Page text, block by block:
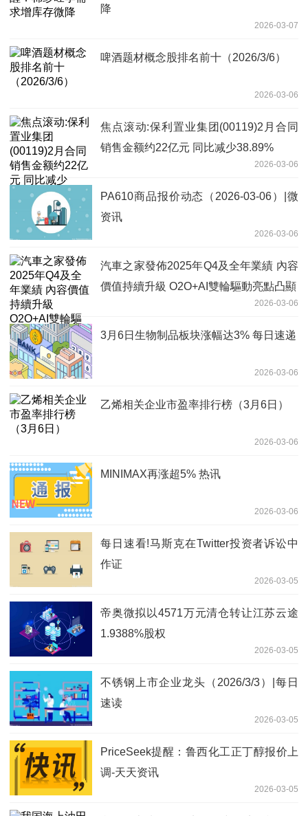
降
2026-03-07
啤酒题材概念股排名前十（2026/3/6）
2026-03-06
焦点滚动:保利置业集团(00119)2月合同
销售金额约22亿元 同比减少38.89%
2026-03-06
PA610商品报价动态（2026-03-06）|微
资讯
2026-03-06
汽車之家發佈2025年Q4及全年業績 內容
價值持續升級 O2O+AI雙輪驅動亮點凸顯
2026-03-06
3月6日生物制品板块涨幅达3% 每日速递
2026-03-06
乙烯相关企业市盈率排行榜（3月6日）
2026-03-06
MINIMAX再涨超5% 热讯
2026-03-06
每日速看!马斯克在Twitter投资者诉讼中
作证
2026-03-05
帝奥微拟以4571万元清仓转让江苏云途
1.9388%股权
2026-03-05
不锈钢上市企业龙头（2026/3/3）|每日
速读
2026-03-05
PriceSeek提醒：鲁西化工正丁醇报价上
调-天天资讯
2026-03-05